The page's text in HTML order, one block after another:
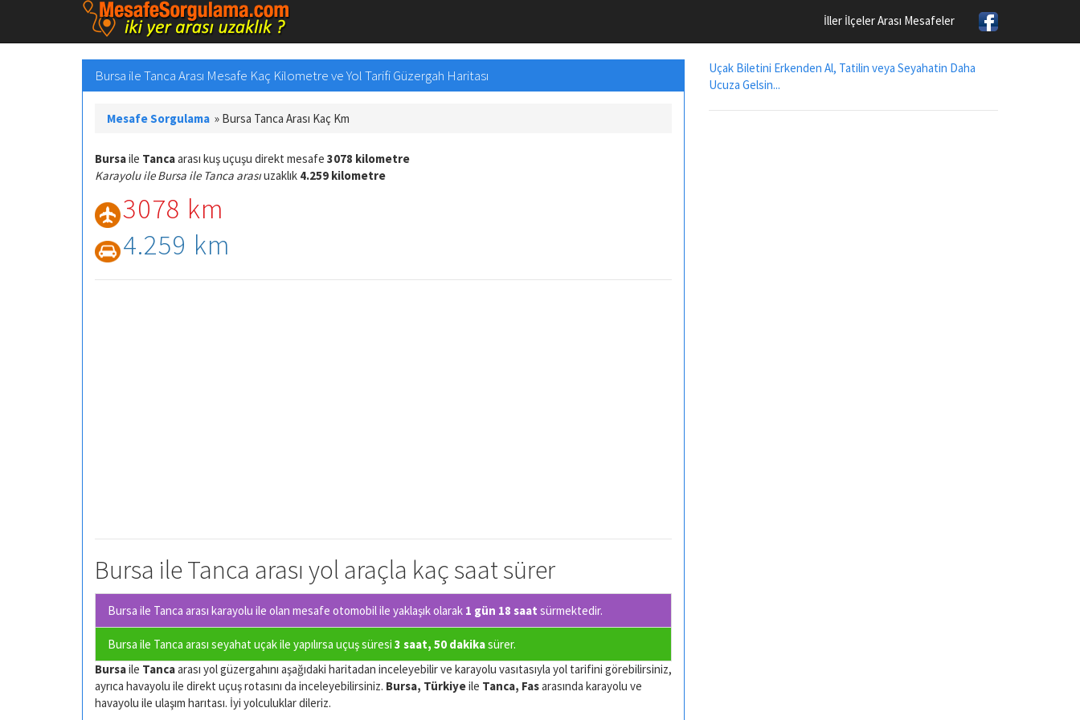
İller İlçeler Arası Mesafeler
Bursa ile Tanca Arası Mesafe Kaç Kilometre ve Yol Tarifi Güzergah Haritası
Mesafe Sorgulama » Bursa Tanca Arası Kaç Km
Bursaile Tancaarası kuş uçuşu direkt mesafe 3078 kilometre
Karayolu ile Bursa ile Tanca arasıuzaklık 4.259 kilometre
3078 km
4.259 km
Bursa ile Tanca arası yol araçla kaç saat sürer
Bursa ile Tanca arası karayolu ile olan mesafe otomobil ile yaklaşık olarak 1 gün 18 saat sürmektedir.
Bursa ile Tanca arası seyahat uçak ile yapılırsa uçuş süresi 3 saat, 50 dakikasürer.
Bursaile Tancaarası yol güzergahını aşağıdaki haritadan inceleyebilir ve karayolu vasıtasıyla yol tarifini görebilirsiniz,
ayrıca havayolu ile direkt uçuş rotasını da inceleyebilirsiniz. Bursa, Türkiyeile Tanca, Fasarasında karayolu ve
havayolu ile ulaşım harıtası. İyi yolculuklar dileriz.
Uçak Biletini Erkenden Al, Tatilin veya Seyahatin Daha
Ucuza Gelsin...